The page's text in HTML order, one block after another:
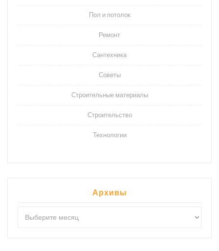
Пол и потолок
Ремонт
Сантехника
Советы
Строительные материалы
Строительство
Технологии
Архивы